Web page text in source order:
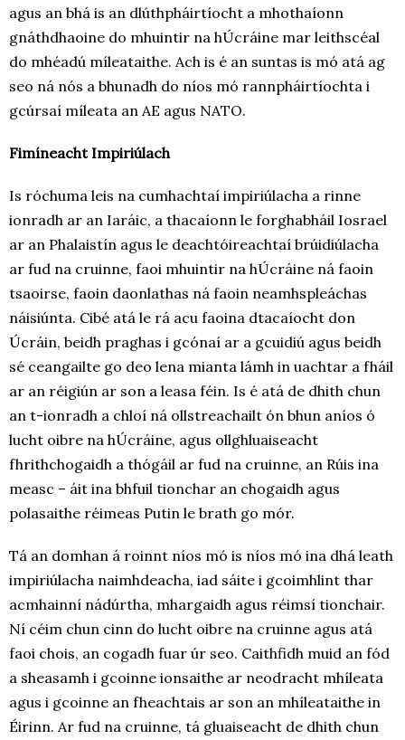
agus an bhá is an dlúthpháirtíocht a mhothaíonn
gnáthdhaoine do mhuintir na hÚcráine mar leithscéal
do mhéadú míleataithe. Ach is é an suntas is mó atá ag
seo ná nós a bhunadh do níos mó rannpháirtíochta i
gcúrsaí míleata an AE agus NATO.
Fimíneacht Impiriúlach
Is róchuma leis na cumhachtaí impiriúlacha a rinne
ionradh ar an Iaráic, a thacaíonn le forghabháil Iosrael
ar an Phalaistín agus le deachtóireachtaí brúidiúlacha
ar fud na cruinne, faoi mhuintir na hÚcráine ná faoin
tsaoirse, faoin daonlathas ná faoin neamhspleáchas
náisiúnta. Cibé atá le rá acu faoina dtacaíocht don
Úcráin, beidh praghas i gcónaí ar a gcuidiú agus beidh
sé ceangailte go deo lena mianta lámh in uachtar a fháil
ar an réigiún ar son a leasa féin. Is é atá de dhith chun
an t-ionradh a chloí ná ollstreachailt ón bhun aníos ó
lucht oibre na hÚcráine, agus ollghluaiseacht
fhrithchogaidh a thógáil ar fud na cruinne, an Rúis ina
measc – áit ina bhfuil tionchar an chogaidh agus
polasaithe réimeas Putin le brath go mór.
Tá an domhan á roinnt níos mó is níos mó ina dhá leath
impiriúlacha naimhdeacha, iad sáite i gcoimhlint thar
acmhainní nádúrtha, mhargaidh agus réimsí tionchair.
Ní céim chun cinn do lucht oibre na cruinne agus atá
faoi chois, an cogadh fuar úr seo. Caithfidh muid an fód
a sheasamh i gcoinne ionsaithe ar neodracht mhíleata
agus i gcoinne an fheachtais ar son an mhíleataithe in
Éirinn. Ar fud na cruinne, tá gluaiseacht de dhith chun